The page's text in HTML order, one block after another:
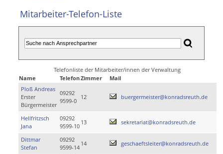
Mitarbeiter-Telefon-Liste
Telefonliste der Mitarbeiter/innen der Verwaltung
Name
TelefonZimmer
Mail
Ploß Andreas
Erster
Bürgermeister
09292
9599-0
12 buergermeister@konradsreuth.de
Hellfritzsch
Jana
09292
9599-10
13 sekretariat@konradsreuth.de
Dittmar
Stefan
09292
9599-14
14 geschaeftsleiter@konradsreuth.de